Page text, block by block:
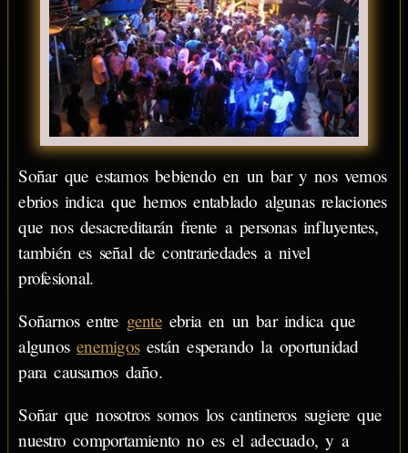
Soñar que estamos bebiendo en un bar y nos vemos
ebrios indica que hemos entablado algunas relaciones
que nos desacreditarán frente a personas influyentes,
también es señal de contrariedades a nivel
profesional.
Soñarnos entre genteebria en un bar indica que
algunosenemigosestán esperando la oportunidad
para causarnos daño.
Soñar que nosotros somos los cantineros sugiere que
nuestro comportamiento no es el adecuado, y a